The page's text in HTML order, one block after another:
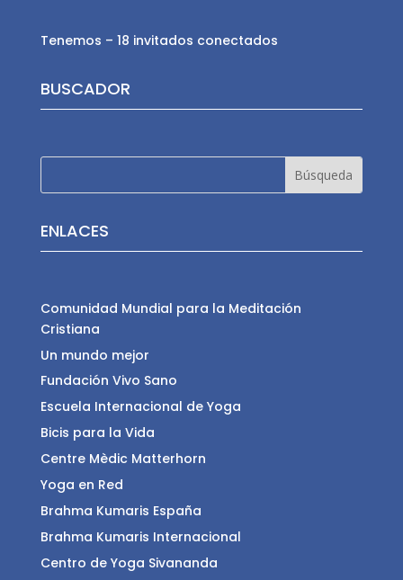
Tenemos – 18 invitados conectados
BUSCADOR
ENLACES
Comunidad Mundial para la Meditación
Cristiana
Un mundo mejor
Fundación Vivo Sano
Escuela Internacional de Yoga
Bicis para la Vida
Centre Mèdic Matterhorn
Yoga en Red
Brahma Kumaris España
Brahma Kumaris Internacional
Centro de Yoga Sivananda